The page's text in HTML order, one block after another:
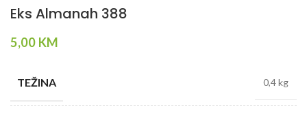
Eks Almanah 388
5,00 KM
TEŽINA 0,4 kg